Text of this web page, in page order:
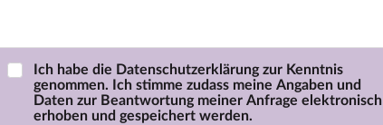
Ich habe die Datenschutzerklärung zur Kenntnis
genommen. Ich stimme zudass meine Angaben und
Daten zur Beantwortung meiner Anfrage elektronisch
erhoben und gespeichert werden.